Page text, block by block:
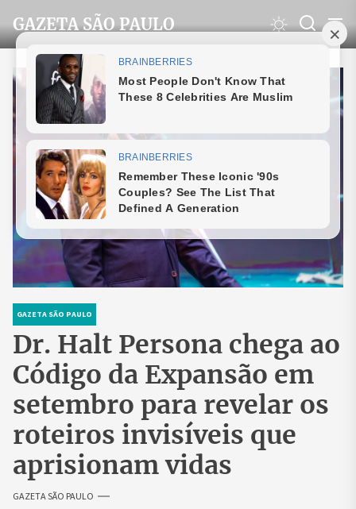
to
the
content
GAZETA SÃO PAULO
GAZETA SÃO PAULO
Dr. Halt Persona chega ao
Código da Expansão em
setembro para revelar os
roteiros invisíveis que
aprisionam vidas
GAZETA SÃO PAULO